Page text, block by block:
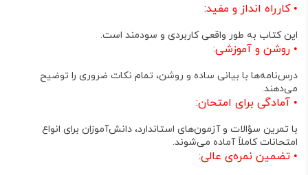
•کارراه انداز و مفید:
این کتاب به طور واقعی کاربردی و سودمند است.
• روشن و آموزشی:
درس‌نامه‌ها با بیانی ساده و روشن، تمام نکات ضروری را توضیح
می‌دهند.
• آمادگی برای امتحان:
با تمرین سؤالات و آزمون‌های استاندارد، دانش‌آموزان برای انواع
امتحانات کاملاً آماده می‌شوند.
• تضمین نمره‌ی عالی: